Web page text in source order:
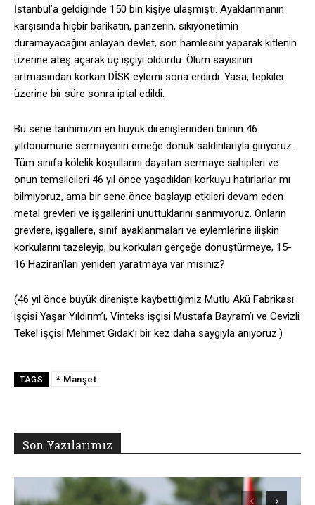
İstanbul’a geldiğinde 150 bin kişiye ulaşmıştı. Ayaklanmanın
karşısında hiçbir barikatın, panzerin, sıkıyönetimin
duramayacağını anlayan devlet, son hamlesini yaparak kitlenin
üzerine ateş açarak üç işçiyi öldürdü. Ölüm sayısının
artmasından korkan DİSK eylemi sona erdirdi. Yasa, tepkiler
üzerine bir süre sonra iptal edildi.
Bu sene tarihimizin en büyük direnişlerinden birinin 46.
yıldönümüne sermayenin emeğe dönük saldırılarıyla giriyoruz.
Tüm sınıfa kölelik koşullarını dayatan sermaye sahipleri ve
onun temsilcileri 46 yıl önce yaşadıkları korkuyu hatırlarlar mı
bilmiyoruz, ama bir sene önce başlayıp etkileri devam eden
metal grevleri ve işgallerini unuttuklarını sanmıyoruz. Onların
grevlere, işgallere, sınıf ayaklanmaları ve eylemlerine ilişkin
korkularını tazeleyip, bu korkuları gerçeğe dönüştürmeye, 15-
16 Haziran’ları yeniden yaratmaya var mısınız?
(46 yıl önce büyük direnişte kaybettiğimiz Mutlu Akü Fabrikası
işçisi Yaşar Yıldırım’ı, Vinteks işçisi Mustafa Bayram’ı ve Cevizli
Tekel işçisi Mehmet Gıdak’ı bir kez daha saygıyla anıyoruz.)
TAGS * Manşet
Son Yazılarımız